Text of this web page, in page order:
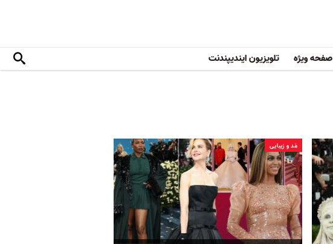
صفحه ویژه تلویزیون ایندیپندنت
مُد و زیبایی